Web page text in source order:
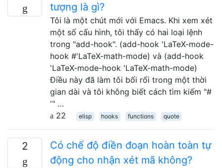
tượng là gì?
Tôi là một chút mới với Emacs. Khi xem xét
một số cấu hình, tôi thấy có hai loại lệnh
trong "add-hook". (add-hook 'LaTeX-mode-
hook #'LaTeX-math-mode) và (add-hook
'LaTeX-mode-hook 'LaTeX-math-mode)
Điều này đã làm tôi bối rối trong một thời
gian dài và tôi không biết cách tìm kiếm "#
'" …
22
elisp hooks functions quote
2
Có chế độ điền đoạn hoàn toàn tự
động cho nhận xét mã không?